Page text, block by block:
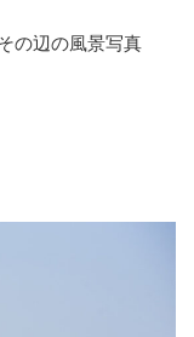
の辺の風景写真